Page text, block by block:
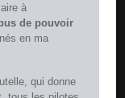
à
de pouvoir
en ma
qui donne